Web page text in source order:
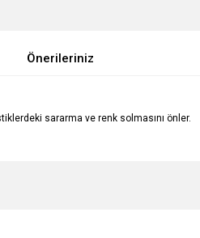
Önerileriniz
sararma ve renk solmasını önler.